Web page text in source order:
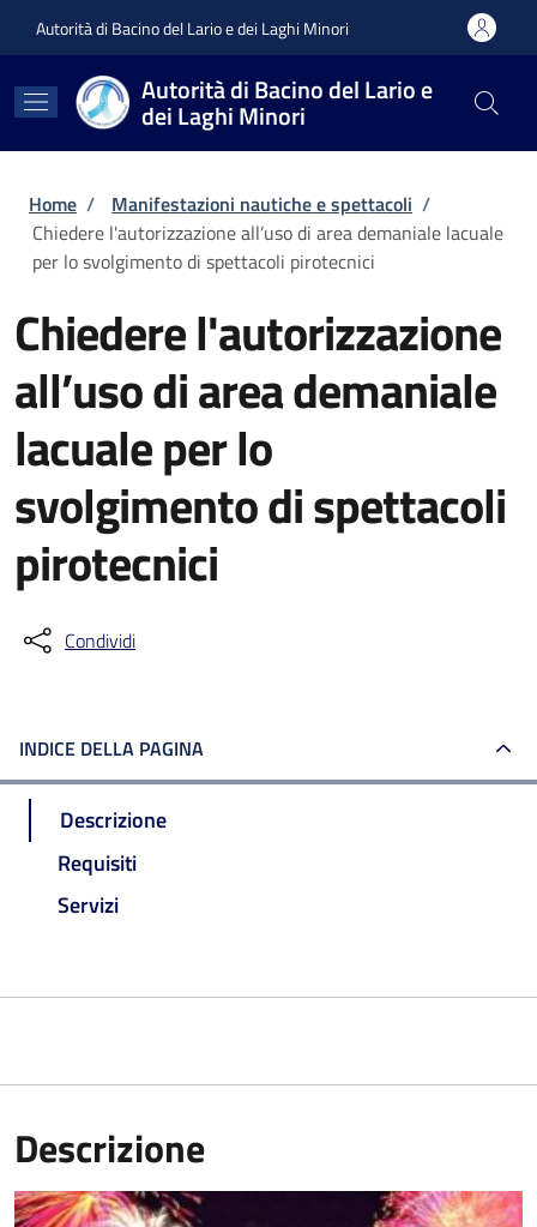
Autorità di Bacino del Lario e dei Laghi Minori
Autorità di Bacino del Lario e
dei Laghi Minori
Briciole di pane
Home / Manifestazioni nautiche e spettacoli /
Chiedere l'autorizzazione all’uso di area demaniale lacuale
per lo svolgimento di spettacoli pirotecnici
Chiedere l'autorizzazione
all’uso di area demaniale
lacuale per lo
svolgimento di spettacoli
pirotecnici
Condividi
INDICE DELLA PAGINA
Descrizione
Requisiti
Servizi
Descrizione